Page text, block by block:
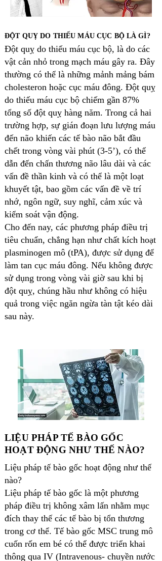
ĐỘT QUỴ DO THIẾU MÁU CỤC BỘ LÀ GÌ?
Đột quỵ do thiếu máu cục bộ, là do các
vật cản nhỏ trong mạch máu gây ra. Đây
thường có thể là những mảnh mảng bám
cholesteron hoặc cục máu đông. Đột quỵ
do thiếu máu cục bộ chiếm gần 87%
tổng số đột quỵ hàng năm. Trong cả hai
trường hợp, sự gián đoạn lưu lượng máu
đến não khiến các tế bào não bắt đầu
chết trong vòng vài phút (3-5’), có thể
dẫn đến chấn thương não lâu dài và các
vấn đề thần kinh và có thể là một loạt
khuyết tật, bao gồm các vấn đề về trí
nhớ, ngôn ngữ, suy nghĩ, cảm xúc và
kiểm soát vận động.
Cho đến nay, các phương pháp điều trị
tiêu chuẩn, chẳng hạn như chất kích hoạt
plasminogen mô (tPA), được sử dụng để
làm tan cục máu đông. Nếu không được
sử dụng trong vòng vài giờ sau khi bị
đột quỵ, chúng hầu như không có hiệu
quả trong việc ngăn ngừa tàn tật kéo dài
sau này.
​LIỆU PHÁP TẾ BÀO GỐC
HOẠT ĐỘNG NHƯ THẾ NÀO?
Liệu pháp tế bào gốc hoạt động như thế
nào?
Liệu pháp tế bào gốc là một phương
pháp điều trị không xâm lấn nhằm mục
đích thay thế các tế bào bị tổn thương
trong cơ thể. Tế bào gốc MSC trung mô
cuốn rốn em bé có thể được triển khai
thông qua IV (Intravenous- chuyền nước